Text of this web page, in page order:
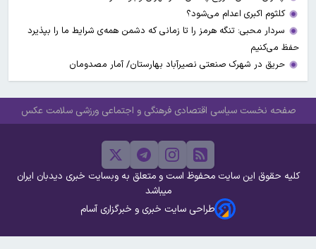
کلثوم اکبری اعدام می‌شود؟
سردار محبی: تنگه هرمز را تا زمانی که دشمن همه‌ی شرایط ما را بپذیرد
حفظ می‌کنیم
حریق در شهرک صنعتی نصیرآباد بهارستان/ آمار مصدومان
صفحه نخست سیاسی اقتصادی فرهنگی و اجتماعی ورزشی سلامت عکس
کلیه حقوق این سایت محفوظ است و متعلق به وبسایت خبری دیدبان ایران
میباشد
طراحی سایت خبری و خبرگزاری آسام